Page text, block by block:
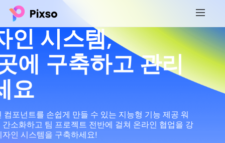
인 시스템,
에 구축하고 관리
요
컴포넌트를 손쉽게 만들 수 있는 지능형 기능 제공 워
소화하고 팀 프로젝트 전반에 걸쳐 온라인 협업을 강
자인 시스템을 구축하세요!